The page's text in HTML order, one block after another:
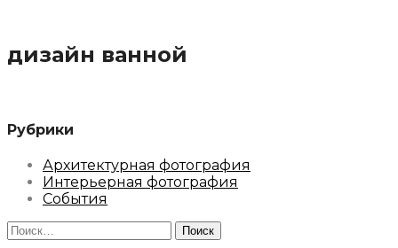
дизайн ванной
Рубрики
Архитектурная фотография
Интерьерная фотография
События
Найти: